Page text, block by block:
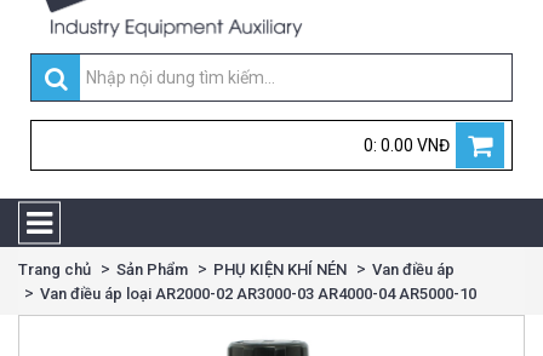
0: 0.00 VNĐ
Trang chủ Sản Phẩm PHỤ KIỆN KHÍ NÉN
Van điều áp
Van điều áp loại AR2000-02 AR3000-03 AR4000-04 AR5000-10